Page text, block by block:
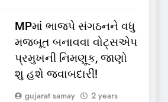
MPમાં ભાજપે સંગઠનને વધુ
મજબૂત બનાવવા વોટ્સએપ
પ્રમુખની નિમણૂક, જાણો
શુ હશે જવાબદારી!
gujarat samay
2 years